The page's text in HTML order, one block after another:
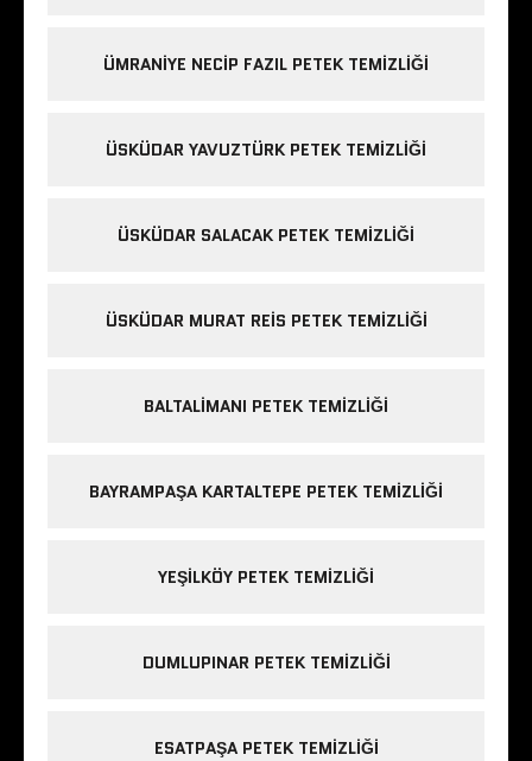
ÜMRANIYE NECIP FAZIL PETEK TEMIZLIĞI
ÜSKÜDAR YAVUZTÜRK PETEK TEMIZLIĞI
ÜSKÜDAR SALACAK PETEK TEMIZLIĞI
ÜSKÜDAR MURAT REIS PETEK TEMIZLIĞI
BALTALIMANI PETEK TEMIZLIĞI
BAYRAMPAŞA KARTALTEPE PETEK TEMIZLIĞI
YEŞILKÖY PETEK TEMIZLIĞI
DUMLUPINAR PETEK TEMIZLIĞI
ESATPAŞA PETEK TEMIZLIĞI